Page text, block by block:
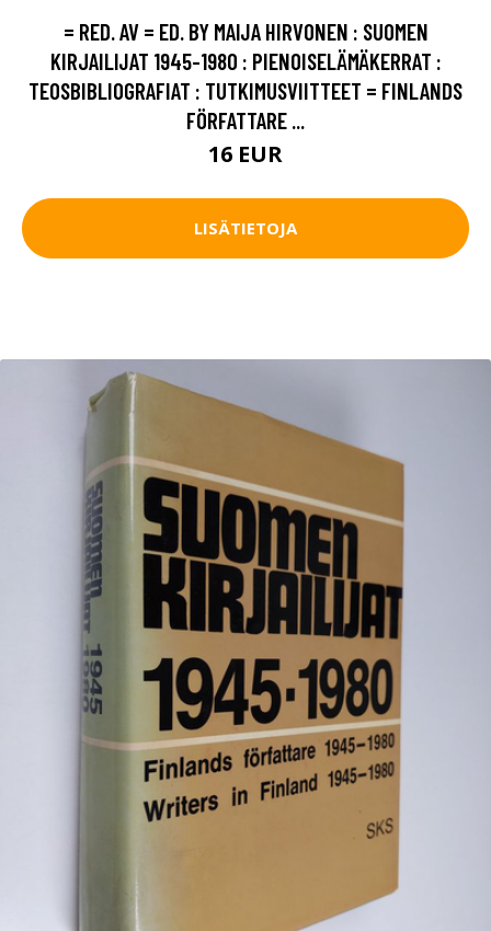
= RED. AV = ED. BY MAIJA HIRVONEN : SUOMEN
KIRJAILIJAT 1945-1980 : PIENOISELÄMÄKERRAT :
TEOSBIBLIOGRAFIAT : TUTKIMUSVIITTEET = FINLANDS
FÖRFATTARE ...
16 EUR
LISÄTIETOJA